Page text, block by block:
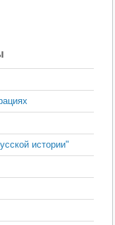
истории"